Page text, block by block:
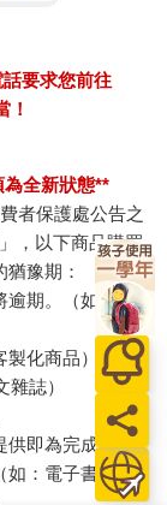
要求您前往
！
全新狀態**
者保護處公告之
，以下商品購買
豫期：
逾期。（如：生
化商品）
誌）
供即為完成之線
如：電子書、電